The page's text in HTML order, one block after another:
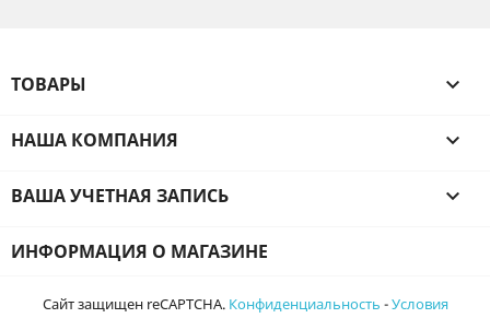
ТОВАРЫ 
НАША КОМПАНИЯ 
ВАША УЧЕТНАЯ ЗАПИСЬ 
ИНФОРМАЦИЯ О МАГАЗИНЕ
Сайт защищен reCAPTCHA. Конфиденциальность -Условия